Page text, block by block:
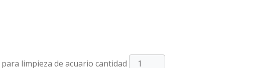
limpieza de acuario cantidad